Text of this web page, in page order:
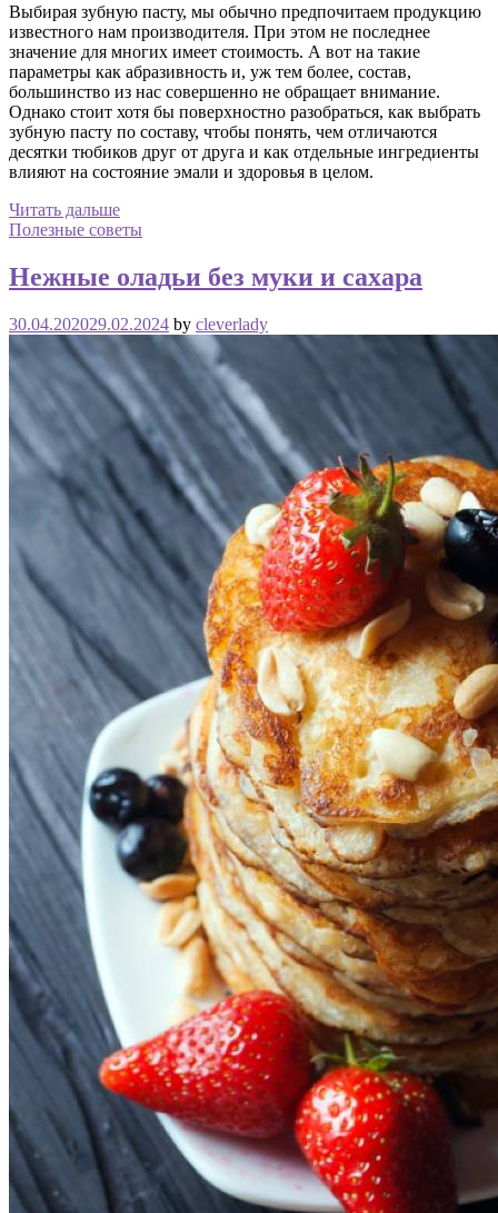
Выбирая зубную пасту, мы обычно предпочитаем продукцию
известного нам производителя. При этом не последнее
значение для многих имеет стоимость. А вот на такие
параметры как абразивность и, уж тем более, состав,
большинство из нас совершенно не обращает внимание.
Однако стоит хотя бы поверхностно разобраться, как выбрать
зубную пасту по составу, чтобы понять, чем отличаются
десятки тюбиков друг от друга и как отдельные ингредиенты
влияют на состояние эмали и здоровья в целом.
Читать дальше
Полезные советы
Нежные оладьи без муки и сахара
30.04.202029.02.2024 by cleverlady